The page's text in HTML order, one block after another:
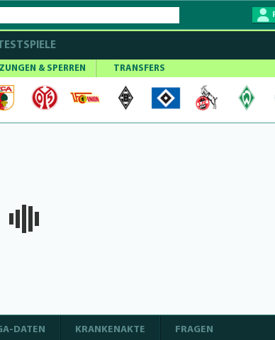
TESTSPIELE
& SPERREN TRANSFERS
DATEN KRANKENAKTE FRAGEN